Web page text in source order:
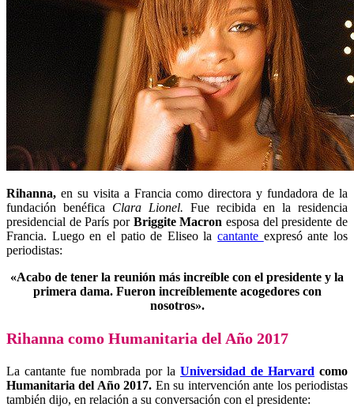
Rihanna, en su visita a Francia como directora y fundadora de la
fundación benéfica Clara Lionel. Fue recibida en la residencia
presidencial de París por Briggite Macron esposa del presidente de
Francia. Luego en el patio de Eliseo lacantante expresó ante los
periodistas:
«Acabo de tener la reunión más increíble con el presidente y la
primera dama. Fueron increíblemente acogedores con
nosotros».
Rihanna como Humanitaria del Año 2017
La cantante fue nombrada por la Universidad de Harvard como
Humanitaria del Año 2017. En su intervención ante los periodistas
también dijo, en relación a su conversación con el presidente: